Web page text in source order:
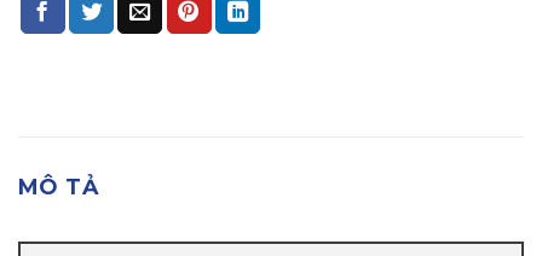
MÔ TẢ